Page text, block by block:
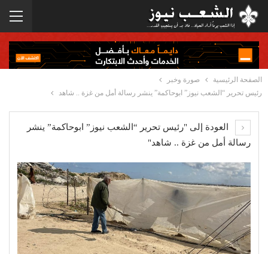
الصفحة الرئيسية
صورة وخبر
رئيس تحرير “الشعب نيوز” ابوحاكمة” ينشر رسالة أمل من غزة .. شاهد
العودة إلى "رئيس تحرير “الشعب نيوز” ابوحاكمة” ينشر
رسالة أمل من غزة .. شاهد"